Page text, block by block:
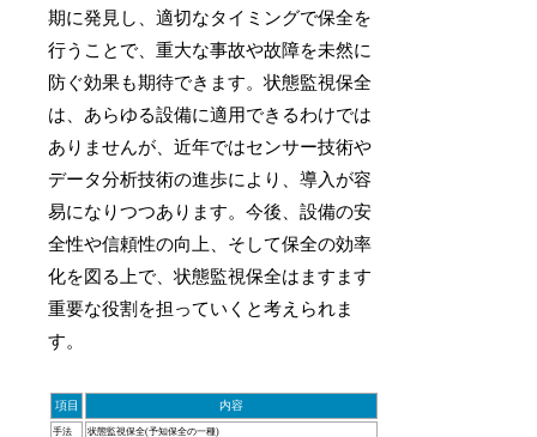
期に発見し、適切なタイミングで保全を
行うことで、重大な事故や故障を未然に
防ぐ効果も期待できます。状態監視保全
は、あらゆる設備に適用できるわけでは
ありませんが、近年ではセンサー技術や
データ分析技術の進歩により、導入が容
易になりつつあります。今後、設備の安
全性や信頼性の向上、そして保全の効率
化を図る上で、状態監視保全はますます
重要な役割を担っていくと考えられま
す。
項目 内容
手法 状態監視保全(予知保全の一種)